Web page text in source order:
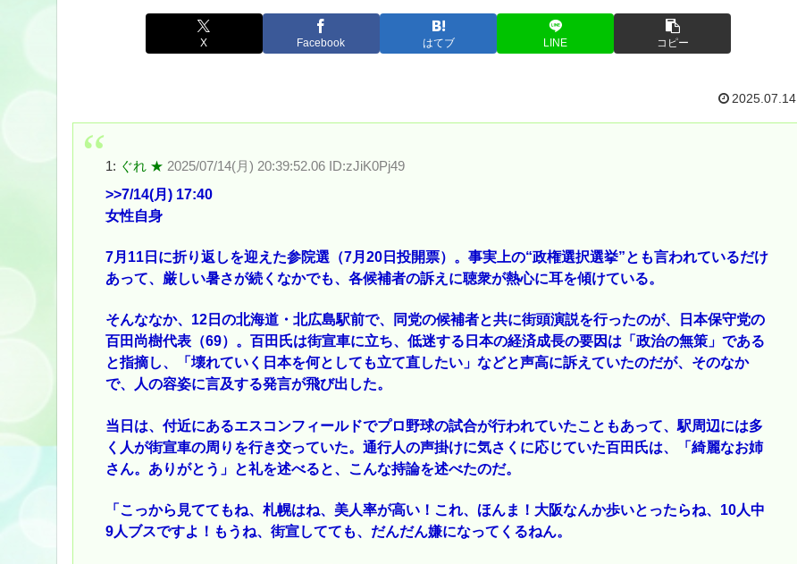
X Facebook はてブ LINE コピー
2025.07.14
1: ぐれ ★ 2025/07/14(月) 20:39:52.06 ID:zJiK0Pj49
>>7/14(月) 17:40
女性自身
7月11日に折り返しを迎えた参院選（7月20日投開票）。事実上の“政権選択選挙”とも言われているだけ
あって、厳しい暑さが続くなかでも、各候補者の訴えに聴衆が熱心に耳を傾けている。
そんななか、12日の北海道・北広島駅前で、同党の候補者と共に街頭演説を行ったのが、日本保守党の
百田尚樹代表（69）。百田氏は街宣車に立ち、低迷する日本の経済成長の要因は「政治の無策」である
と指摘し、「壊れていく日本を何としても立て直したい」などと声高に訴えていたのだが、そのなか
で、人の容姿に言及する発言が飛び出した。
当日は、付近にあるエスコンフィールドでプロ野球の試合が行われていたこともあって、駅周辺には多
く人が街宣車の周りを行き交っていた。通行人の声掛けに気さくに応じていた百田氏は、「綺麗なお姉
さん。ありがとう」と礼を述べると、こんな持論を述べたのだ。
「こっから見ててもね、札幌はね、美人率が高い！これ、ほんま！大阪なんか歩いとったらね、10人中
9人ブスですよ！もうね、街宣してても、だんだん嫌になってくるねん。